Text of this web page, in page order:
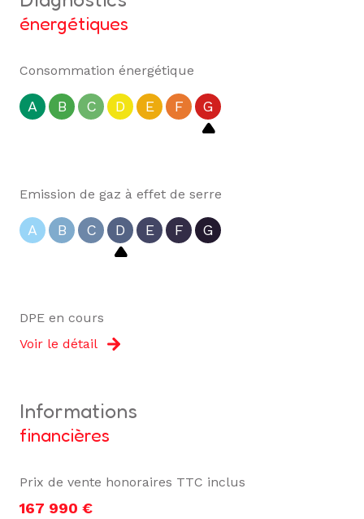
énergétiques
Consommation énergétique
A B C D E F G
Emission de gaz à effet de serre
A B C D E F G
DPE en cours
Voir le détail
informations
financières
Prix de vente honoraires TTC inclus
167 990 €